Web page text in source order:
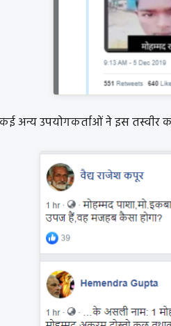
कई अन्य उपयोगकर्ताओं ने इस तस्वीर